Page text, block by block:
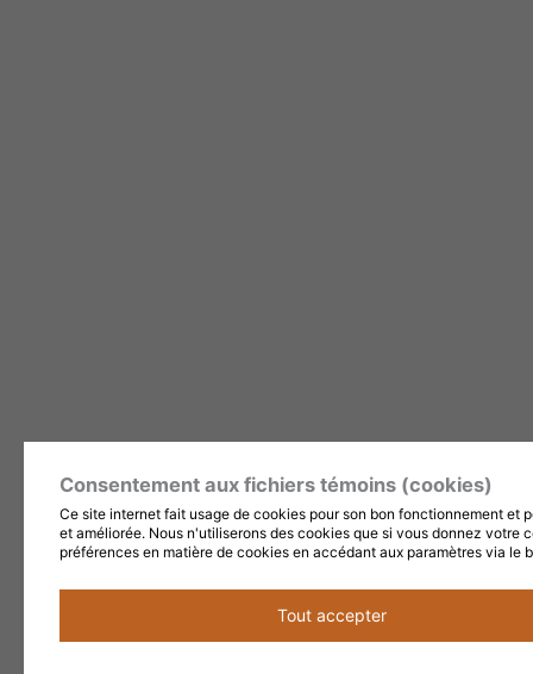
Consentement aux fichiers témoins (cookies)
Ce site internet fait usage de cookies pour son bon fonctionnement
et améliorée. Nous n'utiliserons des cookies que si vous donnez
préférences en matière de cookies en accédant aux paramètres via le
Tout accepter